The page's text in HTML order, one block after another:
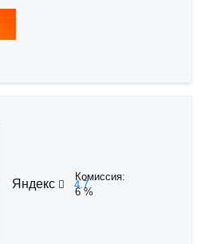
Яндекс 4.7
Комиссия:
6 %